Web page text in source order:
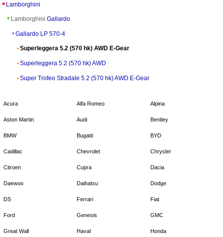
Lamborghini
Lamborghini Gallardo
Gallardo LP 570-4
Superleggera 5.2 (570 hk) AWD E-Gear
Superleggera 5.2 (570 hk) AWD
Super Trofeo Stradale 5.2 (570 hk) AWD E-Gear
Acura Alfa Romeo Alpina
Aston Martin Audi Bentley
BMW Bugatti BYD
Cadillac Chevrolet Chrysler
Citroen Cupra Dacia
Daewoo Daihatsu Dodge
DS Ferrari Fiat
Ford Genesis GMC
Great Wall Haval Honda